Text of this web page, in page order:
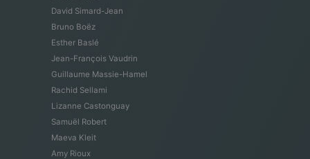
David Simard-Jean
Bruno Boëz
Esther Baslé
Jean-François Vaudrin
Guillaume Massie-Hamel
Rachid Sellami
Lizanne Castonguay
Samuël Robert
Maeva Kleit
Amy Rioux